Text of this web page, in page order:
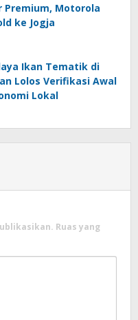
Premium, Motorola
ke Jogja
Ikan Tematik di
Lolos Verifikasi Awal
Lokal
Ruas yang